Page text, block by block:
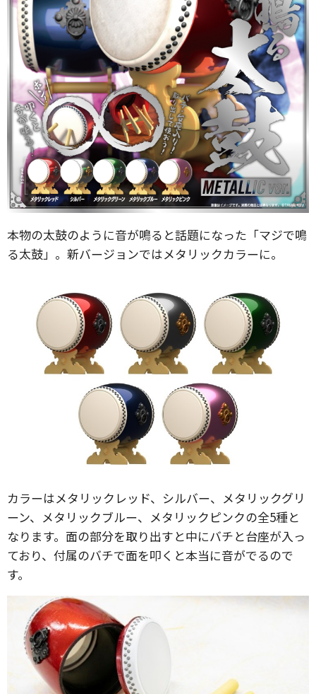
本物の太鼓のように音が鳴ると話題になった「マジで鳴
る太鼓」。新バージョンではメタリックカラーに。
カラーはメタリックレッド、シルバー、メタリックグリ
ーン、メタリックブルー、メタリックピンクの全5種と
なります。面の部分を取り出すと中にバチと台座が入っ
ており、付属のバチで面を叩くと本当に音がでるので
す。